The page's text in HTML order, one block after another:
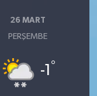
26 MART
PERŞEMBE
-1 °